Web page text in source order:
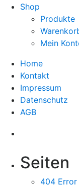
Shop
Produkte
Mein
Home
Kontakt
Impressum
Datenschutz
AGB
Seiten
404 Error